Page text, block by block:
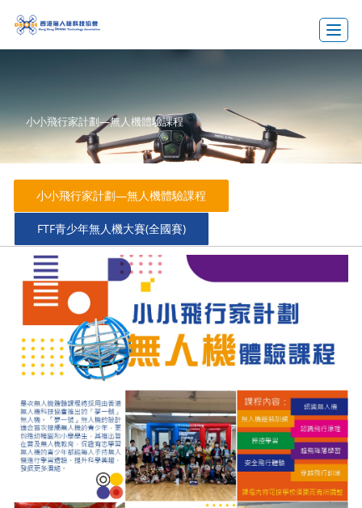
小小飛行家計劃—無人機體驗課程
小小飛行家計劃—無人機體驗課程
FTF青少年無人機大賽(全國賽)